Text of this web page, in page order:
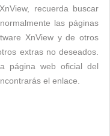
recuerda buscar
las páginas
XnView y de otros
extras no deseados.
página web oficial del
el enlace.